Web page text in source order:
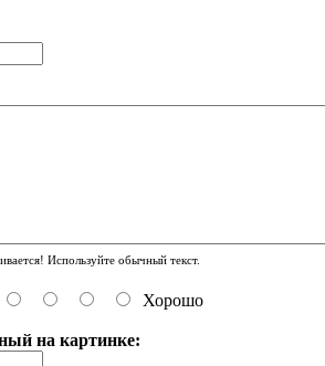
Используйте обычный текст.
Хорошо
на картинке: